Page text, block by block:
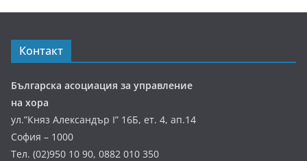
Контакт
Българска асоциация за управление
на хора
ул.”Княз Александър І” 16Б, ет. 4, ап.14
София – 1000
Тел. (02)950 10 90, 0882 010 350